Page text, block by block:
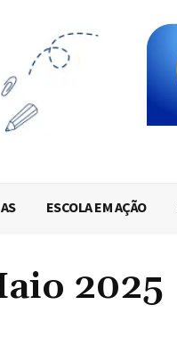
ESCOLA EM AÇÃO
2025